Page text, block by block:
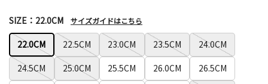
22.0CM 22.5CM 23.0CM 23.5CM
24.0CM
24.5CM
25.0CM 25.5CM 26.0CM
26.5CM
SIZE：22.0CM サイズガイドはこちら